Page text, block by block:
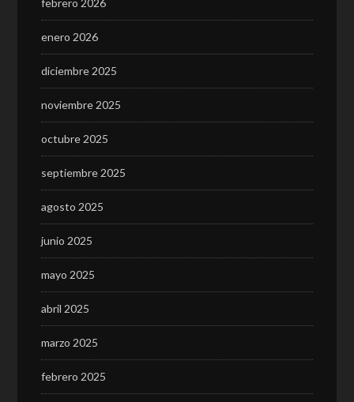
febrero 2026
enero 2026
diciembre 2025
noviembre 2025
octubre 2025
septiembre 2025
agosto 2025
junio 2025
mayo 2025
abril 2025
marzo 2025
febrero 2025